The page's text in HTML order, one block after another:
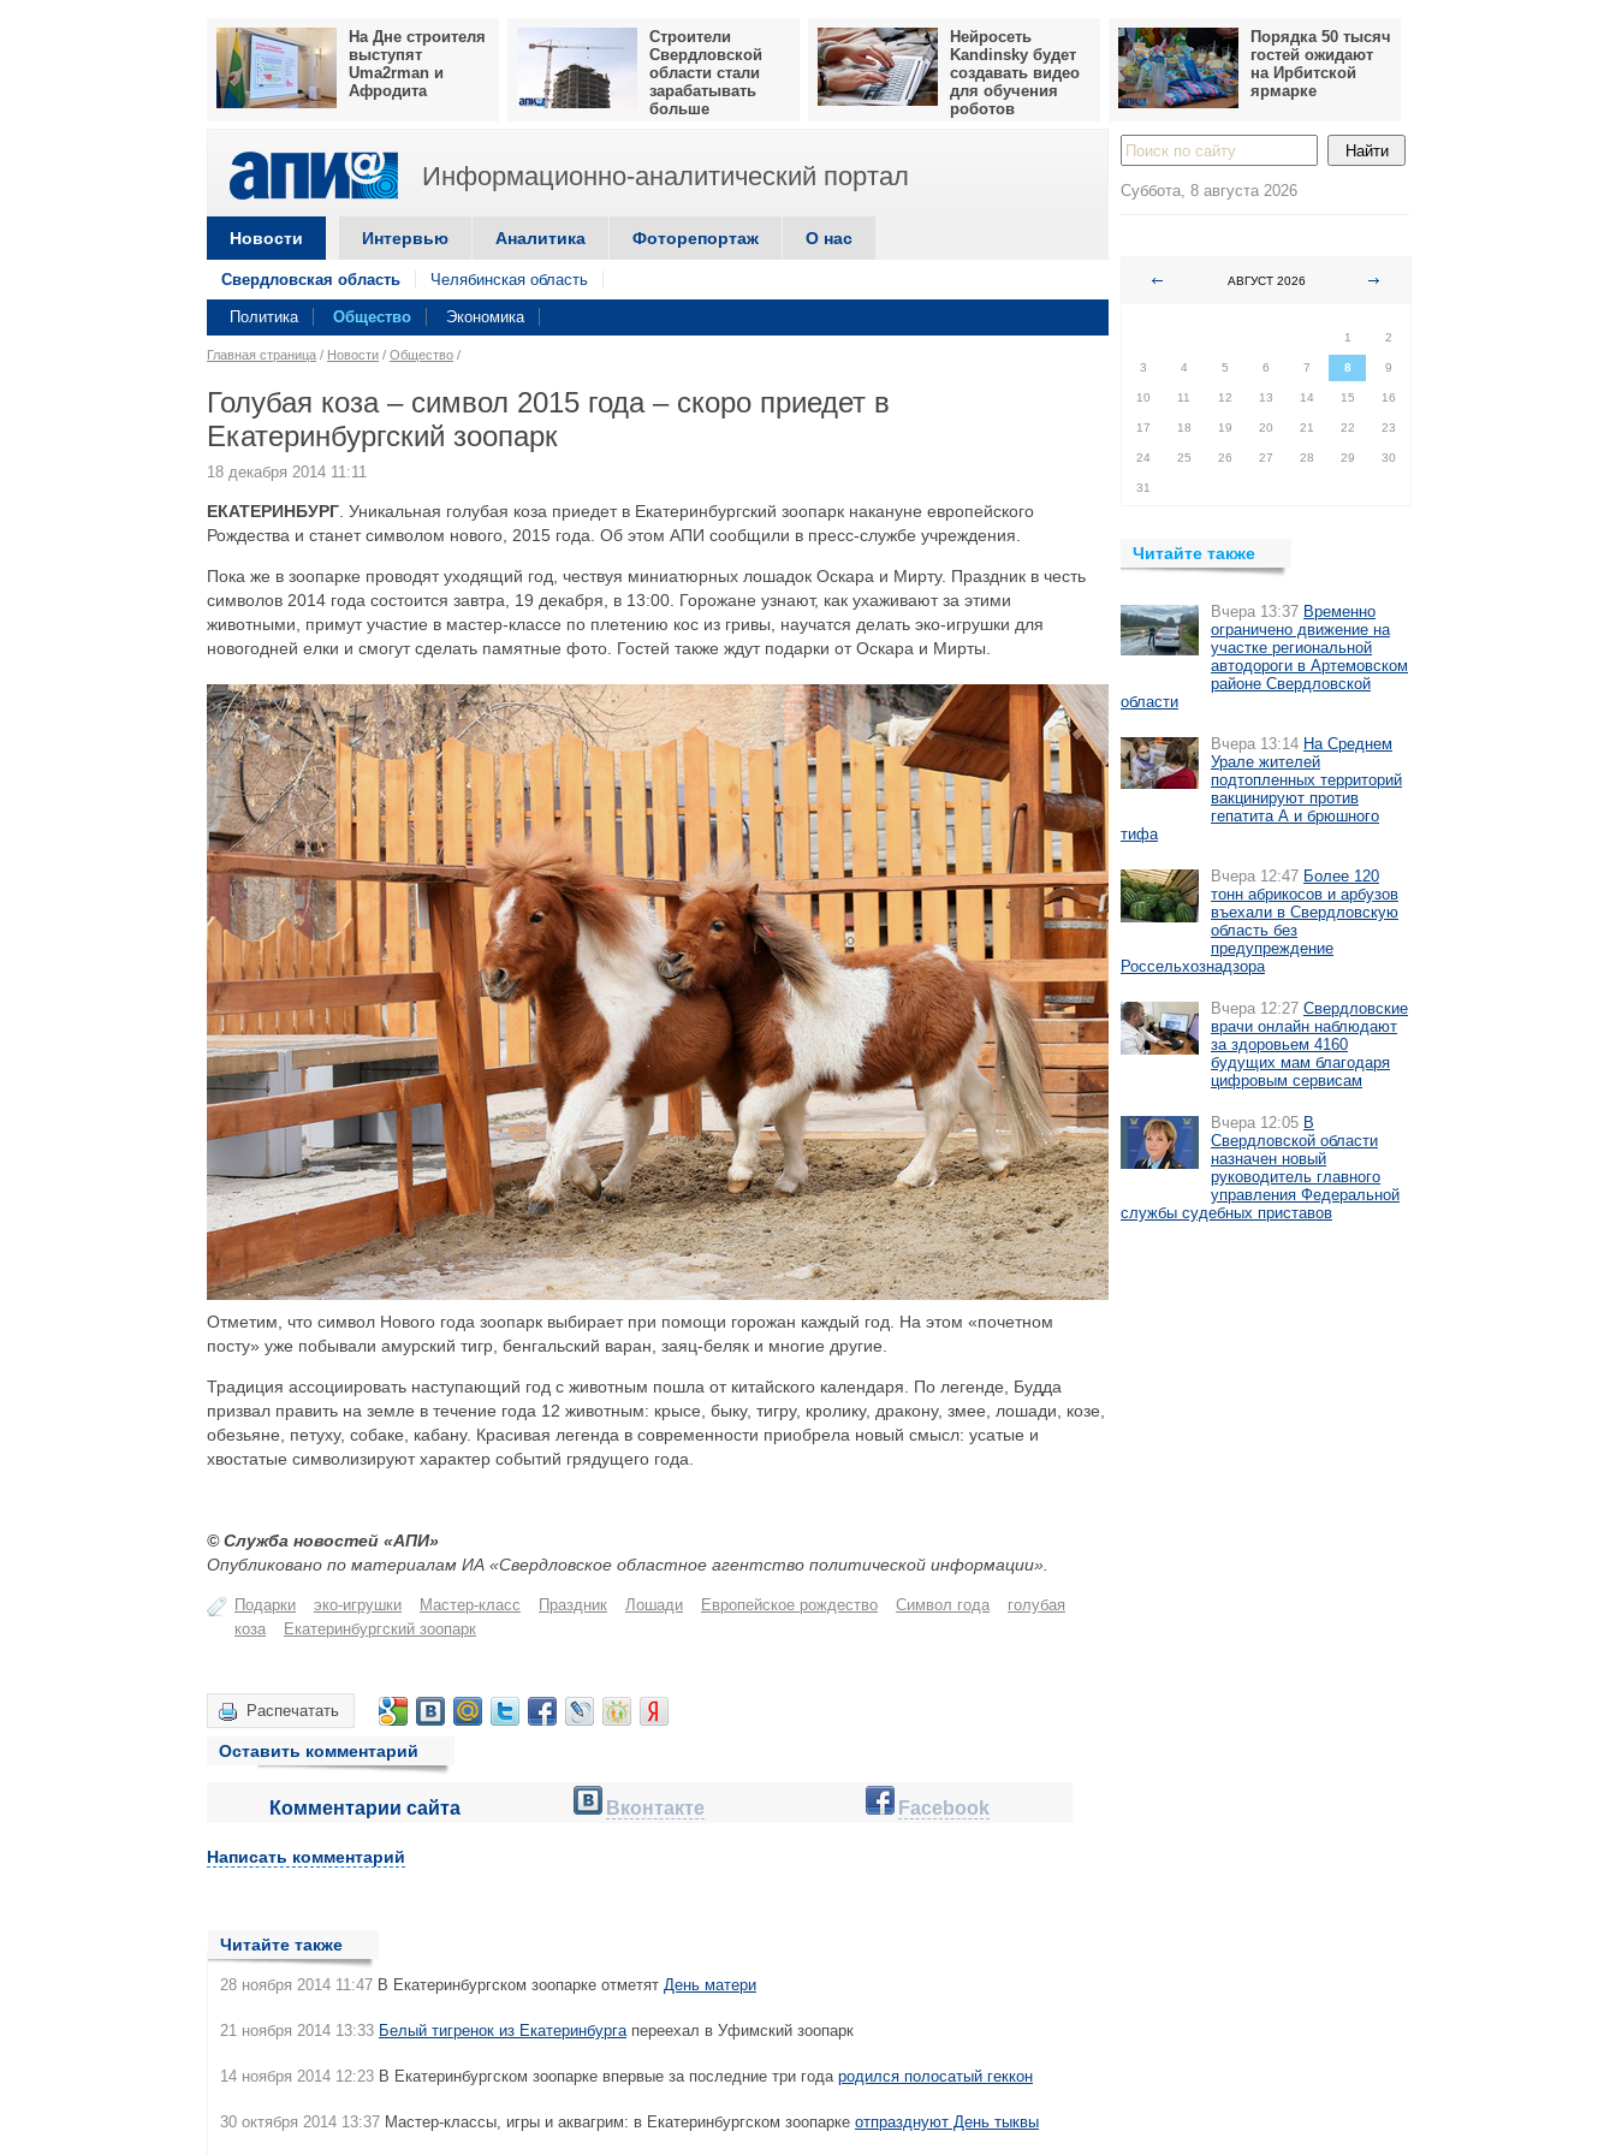
На Дне строителя
выступят
Uma2rman и
Афродита
Строители
Свердловской
области стали
зарабатывать
больше
Нейросеть
Kandinsky будет
создавать видео
для обучения
роботов
Порядка 50 тысяч
гостей ожидают
на Ирбитской
ярмарке
Информационно-аналитический портал
Новости Интервью Аналитика Фоторепортаж О нас
Свердловская область Челябинская область
Политика Общество Экономика
Главная страница / Новости / Общество /
Голубая коза – символ 2015 года – скоро приедет в
Екатеринбургский зоопарк
18 декабря 2014 11:11
ЕКАТЕРИНБУРГ . Уникальная голубая коза приедет в Екатеринбургский зоопарк накануне европейского
Рождества и станет символом нового, 2015 года. Об этом АПИ сообщили в пресс-службе учреждения.
Пока же в зоопарке проводят уходящий год, чествуя миниатюрных лошадок Оскара и Мирту. Праздник в честь
символов 2014 года состоится завтра, 19 декабря, в 13:00. Горожане узнают, как ухаживают за этими
животными, примут участие в мастер-классе по плетению кос из гривы, научатся делать эко-игрушки для
новогодней елки и смогут сделать памятные фото. Гостей также ждут подарки от Оскара и Мирты.
Отметим, что символ Нового года зоопарк выбирает при помощи горожан каждый год. На этом «почетном
посту» уже побывали амурский тигр, бенгальский варан, заяц-беляк и многие другие.
Традиция ассоциировать наступающий год с животным пошла от китайского календаря. По легенде, Будда
призвал править на земле в течение года 12 животным: крысе, быку, тигру, кролику, дракону, змее, лошади, козе,
обезьяне, петуху, собаке, кабану. Красивая легенда в современности приобрела новый смысл: усатые и
хвостатые символизируют характер событий грядущего года.
© Служба новостей «АПИ»
Опубликовано по материалам ИА «Свердловское областное агентство политической информации».
Подарки эко-игрушки Мастер-класс Праздник Лошади Европейское рождество Символ года
голубая
коза
Екатеринбургский зоопарк
Распечатать
Оставить комментарий
Комментарии сайта Вконтакте Facebook
Написать комментарий
Читайте также
28 ноября 2014 11:47 В Екатеринбургском зоопарке отметят День матери
21 ноября 2014 13:33 Белый тигренок из Екатеринбургапереехал в Уфимский зоопарк
14 ноября 2014 12:23 В Екатеринбургском зоопарке впервые за последние три года родился полосатый геккон
30 октября 2014 13:37 Мастер-классы, игры и аквагрим: в Екатеринбургском зоопарке отпразднуют День тыквы
Суббота, 8 августа 2026
АВГУСТ 2026
1
2
3 4 5 6 7 8 9
10 11 12 13 14 15 16
17 18 19 20 21 22 23
24 25 26 27 28 29 30
31
Читайте также
Вчера 13:37 Временно
ограничено движение на
участке региональной
автодороги в Артемовском
районе Свердловской
области
Вчера 13:14 На Среднем
Урале жителей
подтопленных территорий
вакцинируют против
гепатита А и брюшного
тифа
Вчера 12:47 Более 120
тонн абрикосов и арбузов
въехали в Свердловскую
область без
предупреждение
Россельхознадзора
Вчера 12:27 Свердловские
врачи онлайн наблюдают
за здоровьем 4160
будущих мам благодаря
цифровым сервисам
Вчера 12:05 В
Свердловской области
назначен новый
руководитель главного
управления Федеральной
службы судебных приставов